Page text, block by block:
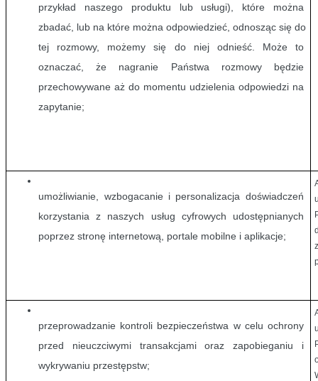
przykład naszego produktu lub usługi), które można
zbadać, lub na które można odpowiedzieć, odnosząc się do
tej rozmowy, możemy się do niej odnieść. Może to
oznaczać, że nagranie Państwa rozmowy będzie
przechowywane aż do momentu udzielenia odpowiedzi na
zapytanie;
umożliwianie, wzbogacanie i personalizacja doświadczeń
korzystania z naszych usług cyfrowych udostępnianych
poprzez stronę internetową, portale mobilne i aplikacje;
przeprowadzanie kontroli bezpieczeństwa w celu ochrony
przed nieuczciwymi transakcjami oraz zapobieganiu i
wykrywaniu przestępstw;